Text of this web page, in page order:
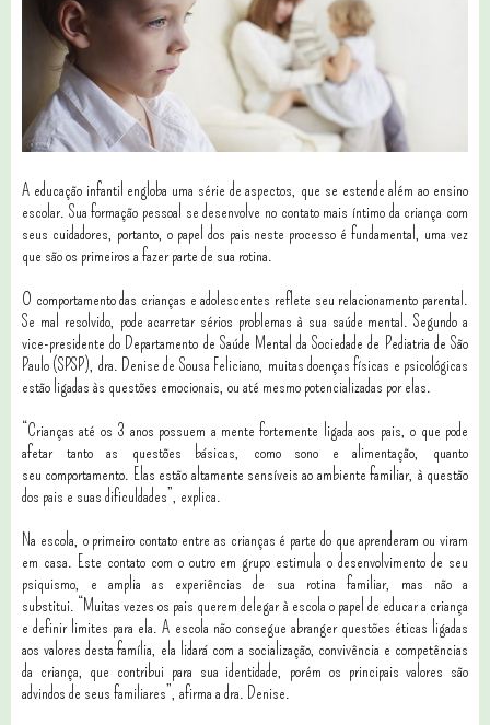
A educação infantil engloba uma série de aspectos, que se estende além ao ensino
escolar. Sua formação pessoal se desenvolve no contato mais íntimo da criança com
seus cuidadores, portanto, o papel dos pais neste processo é fundamental, uma vez
que são os primeiros a fazer parte de sua rotina.
O comportamento das crianças e adolescentes reflete seu relacionamento parental.
Se mal resolvido, pode acarretar sérios problemas à sua saúde mental. Segundo a
vice-presidente do Departamento de Saúde Mental da Sociedade de Pediatria de São
Paulo (SPSP), dra. Denise de Sousa Feliciano, muitas doenças físicas e psicológicas
estão ligadas às questões emocionais, ou até mesmo potencializadas por elas.
“Crianças até os 3 anos possuem a mente fortemente ligada aos pais, o que pode
afetar tanto as questões básicas, como sono e alimentação, quanto
seu comportamento. Elas estão altamente sensíveis ao ambiente familiar, à questão
dos pais e suas dificuldades”, explica.
Na escola, o primeiro contato entre as crianças é parte do que aprenderam ou viram
em casa. Este contato com o outro em grupo estimula o desenvolvimento de seu
psiquismo, e amplia as experiências de sua rotina familiar, mas não a
substitui. “Muitas vezes os pais querem delegar à escola o papel de educar a criança
e definir limites para ela. A escola não consegue abranger questões éticas ligadas
aos valores desta família, ela lidará com a socialização, convivência e competências
da criança, que contribui para sua identidade, porém os principais valores são
advindos de seus familiares”, afirma a dra. Denise.